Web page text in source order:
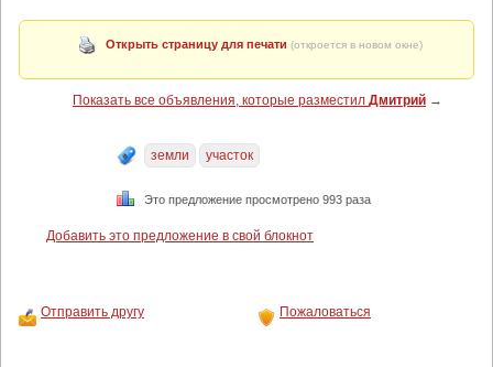
Открыть страницу для печати (откроется в новом окне)
Показать все объявления, которые разместил Дмитрий →
земли участок
Это предложение просмотрено 993 раза
Добавить это предложение в свой блокнот
Отправить другу Пожаловаться